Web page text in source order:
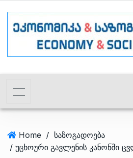
Home / საზოგადოება